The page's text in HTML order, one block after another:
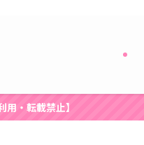
・転載禁止】